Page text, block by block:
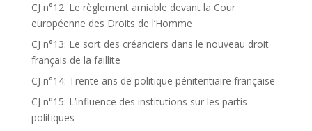
CJ n°12: Le règlement amiable devant la Cour
européenne des Droits de l’Homme
CJ n°13: Le sort des créanciers dans le nouveau droit
français de la faillite
CJ n°14: Trente ans de politique pénitentiaire française
CJ n°15: L’influence des institutions sur les partis
politiques